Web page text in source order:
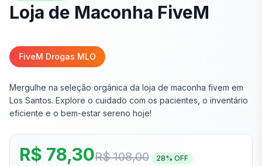
Loja de Maconha FiveM
FiveM Drogas MLO
Mergulhe na seleção orgânica da loja de maconha fivem em
Los Santos. Explore o cuidado com os pacientes, o inventário
eficiente e o bem-estar sereno hoje!
R$ 78,30R$ 108,00 28% OFF